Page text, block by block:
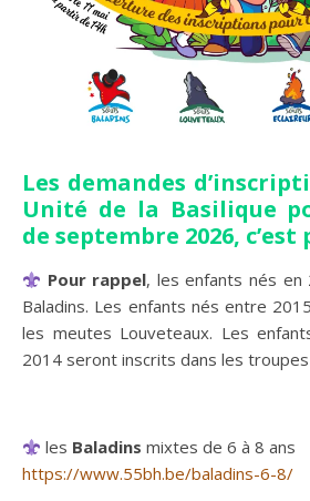
Les demandes d’inscription à la 55ème
Unité de la Basilique
de septembre 2026, c’est
Pour rappel, les enfants nés
Baladins. Les enfants nés entre
les meutes Louveteaux. Les
2014 seront inscrits dans les troupes
les Baladins mixtes de 6 à 8 ans
https://www.55bh.be/baladins-6-8/